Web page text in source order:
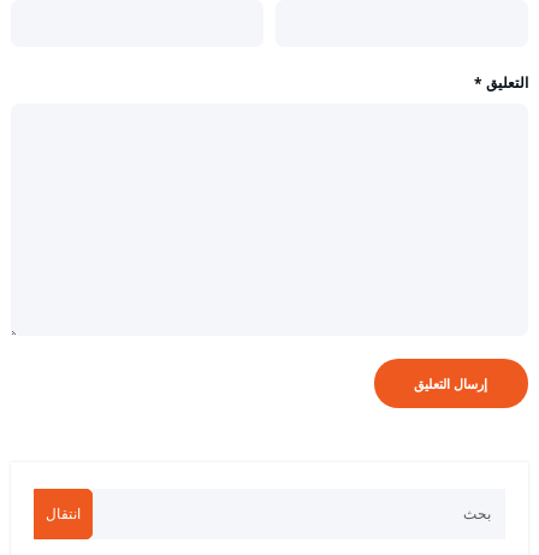
التعليق *
انتقال